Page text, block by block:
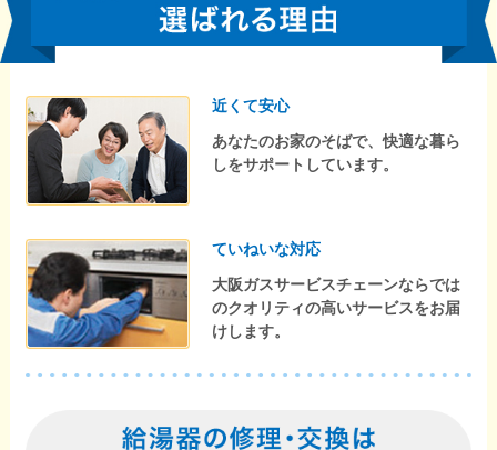
近くて安心
あなたのお家のそばで、快適な暮ら
しをサポートしています。
ていねいな対応
大阪ガスサービスチェーンならでは
のクオリティの高いサービスをお届
けします。